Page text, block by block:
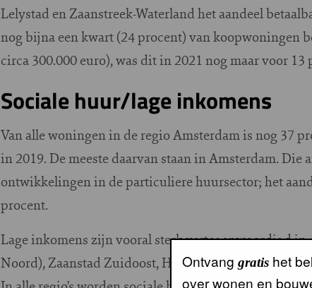
Lelystad en Zaanstreek-Waterland het aandeel
nog bijna een kwart (24 procent) van koopwoningen
circa 300.000 euro), was dit in 2021 nog maar voor 13
Sociale huur/lage inkomens
Van alle woningen in de regio Amsterdam is nog 37
in 2019. De meeste daarvan staan in Amsterdam.
ontwikkelingen in de particuliere huursector; het
procent.
Lage inkomens zijn vooral sterk vertegenwoordigd
Noord), Zaanstad Zuidoost, Haarlem-Meerwijk en
Ontvang gratis het
over wonen en